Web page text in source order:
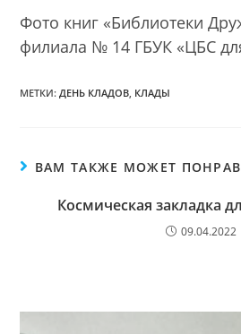
Фото книг «Библиотеки
филиала № 14 ГБУК «ЦБС
МЕТКИ:ДЕНЬ КЛАДОВ, КЛАДЫ
ВАМ ТАКЖЕ МОЖЕТ
Космическая закладка
09.04.2022